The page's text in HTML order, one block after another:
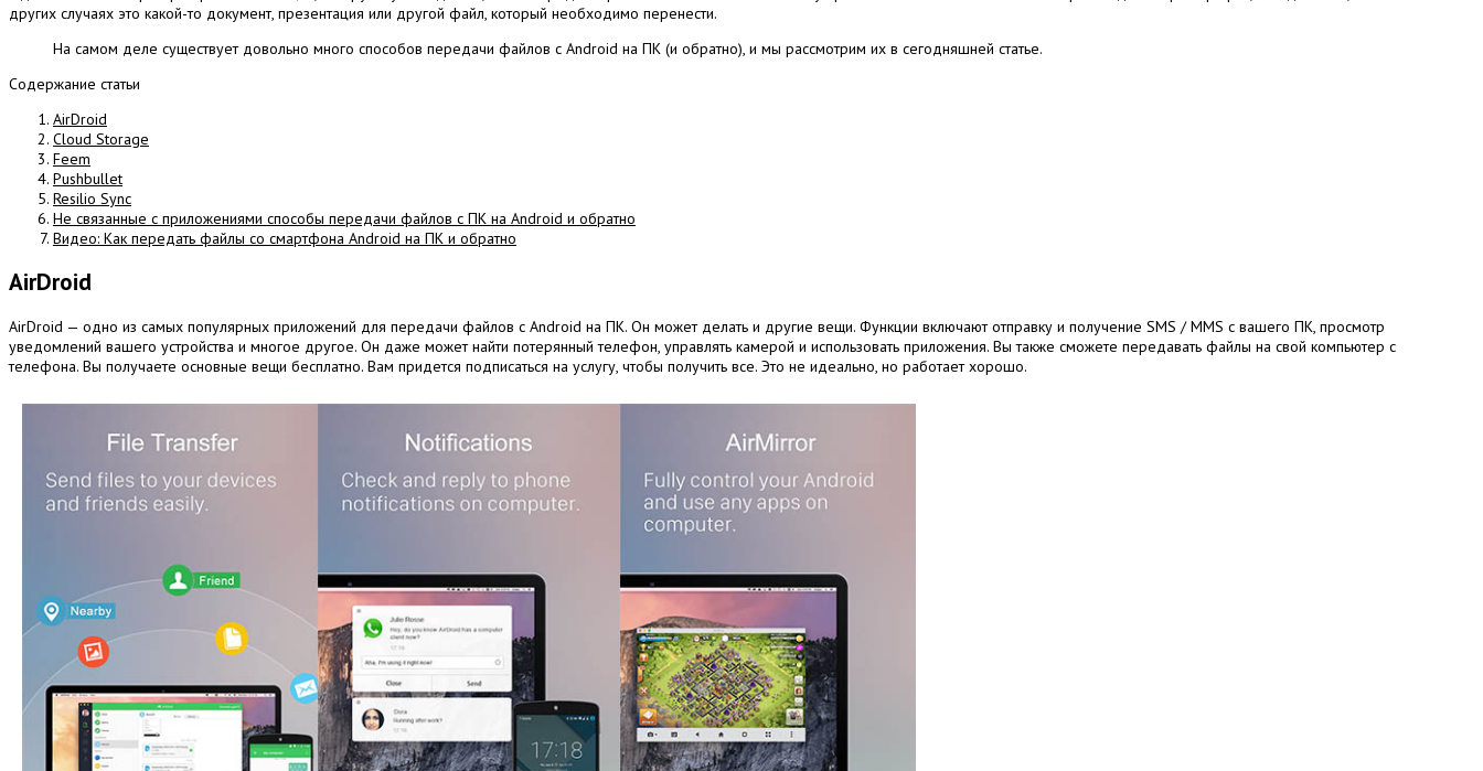
других случаях это какой-то документ, презентация или другой файл, который необходимо перенести.
На самом деле существует довольно много способов передачи файлов с Android на ПК (и обратно), и мы рассмотрим их в сегодняшней статье.
Содержание статьи
AirDroid
Cloud Storage
Feem
Pushbullet
Resilio Sync
Не связанные с приложениями способы передачи файлов с ПК на Android и обратно
Видео: Как передать файлы со смартфона Android на ПК и обратно
AirDroid
AirDroid — одно из самых популярных приложений для передачи файлов с Android на ПК. Он может делать и другие вещи. Функции включают отправку и получение SMS / MMS с вашего ПК, просмотр
уведомлений вашего устройства и многое другое. Он даже может найти потерянный телефон, управлять камерой и использовать приложения. Вы также сможете передавать файлы на свой компьютер с
телефона. Вы получаете основные вещи бесплатно. Вам придется подписаться на услугу, чтобы получить все. Это не идеально, но работает хорошо.